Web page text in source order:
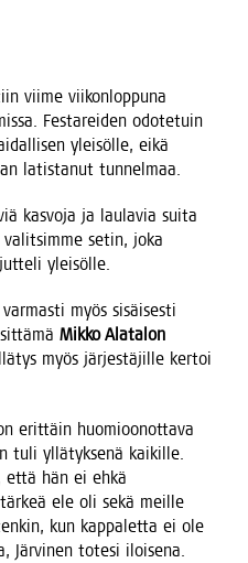
vii­me vii­kon­lop­pu­na
Fes­ta­rei­den odo­te­tuin
ylei­söl­le, eikä
latis­ta­nut tunnelmaa.
kas­vo­ja ja lau­la­via sui­ta
setin, joka
yleisölle.
myös sisäi­ses­ti
Mik­ko Ala­ta­lon
myös jär­jes­tä­jil­le ker­toi
erit­täin huo­mioo­not­ta­va
tuli yllä­tyk­se­nä kai­kil­le.
että hän ei ehkä
ele oli sekä meil­le
kun kap­pa­let­ta ei ole
Jär­vi­nen tote­si iloisena.